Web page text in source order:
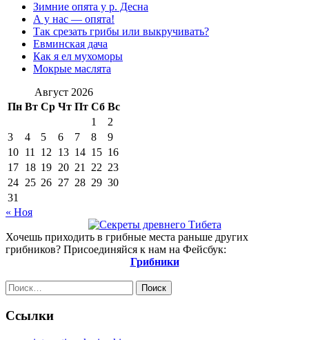
Зимние опята у р. Десна
А у нас — опята!
Так срезать грибы или выкручивать?
Евминская дача
Как я ел мухоморы
Мокрые маслята
Август 2026
Пн Вт Ср Чт Пт Сб Вс
1
2
3
4 5 6 7 8
9
10 11 12 13 14 15 16
17 18 19 20 21 22 23
24 25 26 27 28 29 30
31
« Ноя
Хочешь приходить в грибные места раньше других
грибников? Присоединяйся к нам на Фейсбук:
Грибники
Найти:
Ссылки